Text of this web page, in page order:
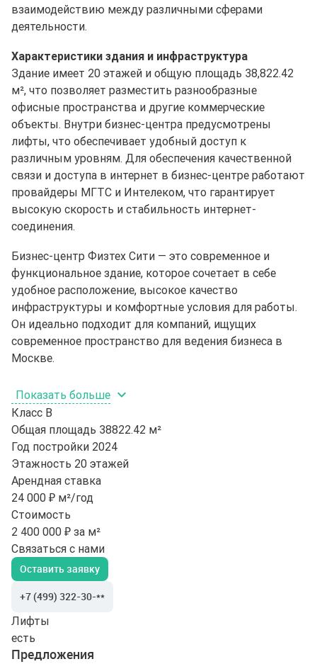
взаимодействию между различными сферами
деятельности.
Характеристики здания и инфраструктура
Здание имеет 20 этажей и общую площадь 38,822.42
м², что позволяет разместить разнообразные
офисные пространства и другие коммерческие
объекты. Внутри бизнес-центра предусмотрены
лифты, что обеспечивает удобный доступ к
различным уровням. Для обеспечения качественной
связи и доступа в интернет в бизнес-центре работают
провайдеры МГТС и Интелеком, что гарантирует
высокую скорость и стабильность интернет-
соединения.
Бизнес-центр Физтех Сити — это современное и
функциональное здание, которое сочетает в себе
удобное расположение, высокое качество
инфраструктуры и комфортные условия для работы.
Он идеально подходит для компаний, ищущих
современное пространство для ведения бизнеса в
Москве.
Показать больше
Класс B
Общая площадь 38822.42 м²
Год постройки 2024
Этажность 20 этажей
Арендная ставка
24 000 ₽ м²/год
Стоимость
2 400 000 ₽ за м²
Связаться с нами
Оставить заявку
+7 (499) 322-30-**
Лифты
есть
Предложения